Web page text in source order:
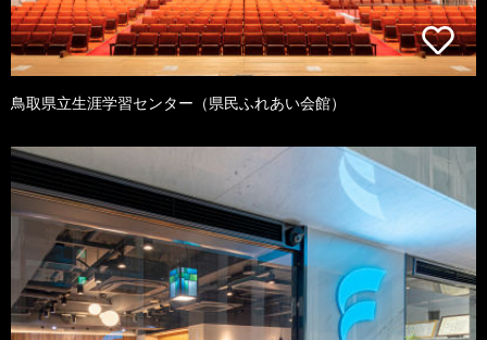
鳥取県立生涯学習センター（県民ふれあい会館）